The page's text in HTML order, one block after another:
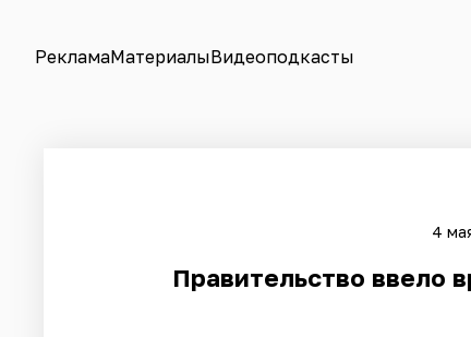
РекламаМатериалыВидеоподкасты
4
Правительство ввело